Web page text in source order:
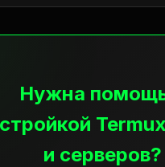
Нужна
и серверов?